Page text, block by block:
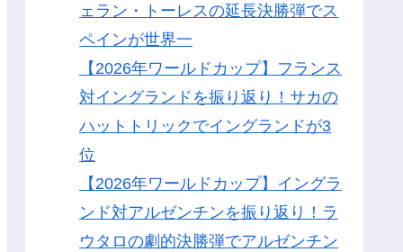
ェラン・トーレスの延長決勝弾でス
ペインが世界一
【2026年ワールドカップ】フランス
対イングランドを振り返り！サカの
ハットトリックでイングランドが3
位
【2026年ワールドカップ】イングラ
ンド対アルゼンチンを振り返り！ラ
ウタロの劇的決勝弾でアルゼンチン